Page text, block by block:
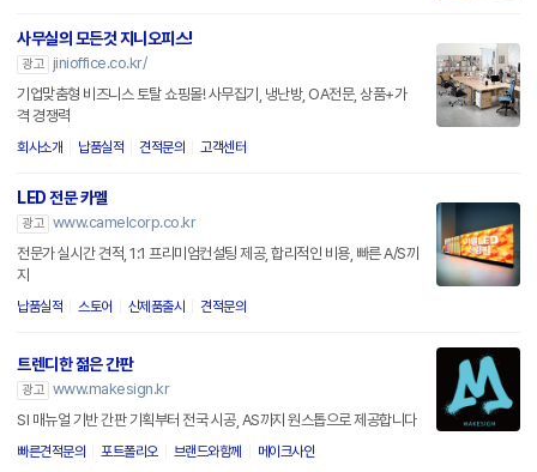
사무실의 모든것 지니오피스!
광고
jinioffice.co.kr/
기업맞춤형 비즈니스 토탈 쇼핑몰! 사무집기, 냉난방, OA전문, 상품+가
격 경쟁력
회사소개 납품실적 견적문의 고객센터
LED 전문 카멜
광고 www.camelcorp.co.kr
전문가 실시간 견적, 1:1 프리미엄컨설팅 제공, 합리적인 비용, 빠른 A/S까
지
납품실적 스토어 신제품출시 견적문의
트렌디한 젊은 간판
광고 www.makesign.kr
SI 매뉴얼 기반 간판 기획부터 전국 시공, AS까지 원스톱으로 제공합니다
빠른견적문의 포트폴리오 브랜드와함께 메이크사인